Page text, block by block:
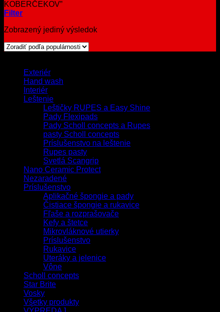
KOBERČEKOV”
Filter
Zobrazený jediný výsledok
Exteriér
Hand wash
Interiér
Leštenie
Leštičky RUPES a Easy Shine
Pady Flexipads
Pady Scholl concepts a Rupes
pasty Scholl concepts
Príslušenstvo na leštenie
Rupes pasty
Svetlá Scangrip
Nano Ceramic Protect
Nezaradené
Príslušenstvo
Aplikačné špongie a pady
Čistiace špongie a rukavice
Fľaše a rozprašovače
Kefy a štetce
Mikrovláknové utierky
Príslušenstvo
Rukavice
Uteráky a jelenice
Vône
Scholl concepts
Star Brite
Vosky
Všetky produkty